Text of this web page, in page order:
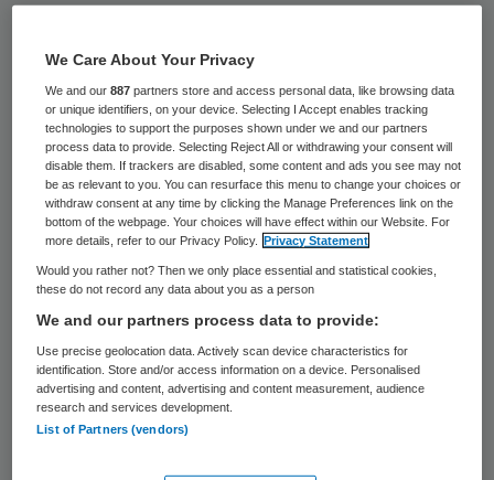
Het aantal mensen dat onnodig overlijdt
aan de leverziekten chronische hepatitis B
en C blijft stijgen. “Als we nu niets doen, zijn
er over tien jaar zo’n 5.000 onnodige
doden”, waarschuwt Jan Hendrik
Richardus, epidemioloog en hoogleraar
Infectieziekten en Publieke Gezondheid aan
het Erasmus MC.
Volgens de Nederlandse Leverpatiënten
Vereniging is het grote publiek onvoldoende
geïnformeerd over de leverziekten. De
belangenorganisatie is om die reden een
campagne begonnen. Het moet ertoe leiden
We Care About Your Privacy
We and our887 partners store and access personal data, like browsing data
or unique identifiers, on your device. Selecting I Accept enables tracking
technologies to support the purposes shown under we and our partners
process data to provide. Selecting Reject All or withdrawing your consent will
disable them. If trackers are disabled, some content and ads you see may not
be as relevant to you. You can resurface this menu to change your choices or
withdraw consent at any time by clicking the Manage Preferences link on the
bottom of the webpage. Your choices will have effect within our Website. For
more details, refer to our Privacy Policy.
Privacy Statement
Would you rather not? Then we only place essential and statistical cookies,
these do not record any data about you as a person
We and our partners process data to provide:
Use precise geolocation data. Actively scan device characteristics for
identification. Store and/or access information on a device. Personalised
advertising and content, advertising and content measurement, audience
research and services development.
List of Partners (vendors)